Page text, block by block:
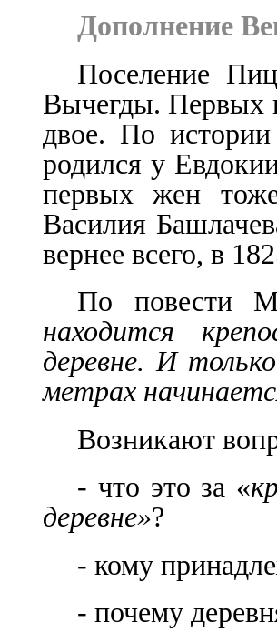
Дополнение
Поселение
Вычегды. Первых
двое. По
родился у
первых жен
Василия
вернее всего, в
По повести
находится
деревне. И
метрах
Возникают
- что это за «
деревне»?
- кому
- почему